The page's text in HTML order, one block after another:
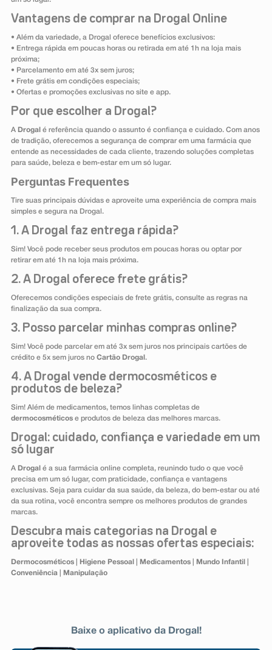
Vantagens de comprar na Drogal Online
• Além da variedade, a Drogal oferece benefícios exclusivos:
• Entrega rápida em poucas horas ou retirada em até 1h na loja mais
próxima;
• Parcelamento em até 3x sem juros;
• Frete grátis em condições especiais;
• Ofertas e promoções exclusivas no site e app.
Por que escolher a Drogal?
A Drogal é referência quando o assunto é confiança e cuidado. Com anos
de tradição, oferecemos a segurança de comprar em uma farmácia que
entende as necessidades de cada cliente, trazendo soluções completas
para saúde, beleza e bem-estar em um só lugar.
Perguntas Frequentes
Tire suas principais dúvidas e aproveite uma experiência de compra mais
simples e segura na Drogal.
1. A Drogal faz entrega rápida?
Sim! Você pode receber seus produtos em poucas horas ou optar por
retirar em até 1h na loja mais próxima.
2. A Drogal oferece frete grátis?
Oferecemos condições especiais de frete grátis, consulte as regras na
finalização da sua compra.
3. Posso parcelar minhas compras online?
Sim! Você pode parcelar em até 3x sem juros nos principais cartões de
crédito e 5x sem juros no Cartão Drogal .
4. A Drogal vende dermocosméticos e
produtos de beleza?
Sim! Além de medicamentos, temos linhas completas de
dermocosméticose produtos de beleza das melhores marcas.
Drogal: cuidado, confiança e variedade em um
só lugar
A Drogal é a sua farmácia online completa, reunindo tudo o que você
precisa em um só lugar, com praticidade, confiança e vantagens
exclusivas. Seja para cuidar da sua saúde, da beleza, do bem-estar ou até
da sua rotina, você encontra sempre os melhores produtos de grandes
marcas.
Descubra mais categorias na Drogal e
aproveite todas as nossas ofertas especiais:
Dermocosméticos| Higiene Pessoal Medicamentos| Mundo Infantil
Conveniência| Manipulação
Baixe o aplicativo da Drogal!